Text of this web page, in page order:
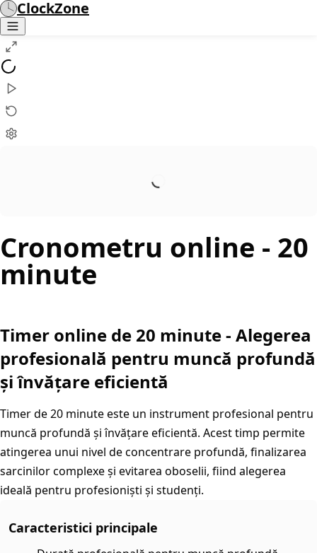
ClockZone
Cronometru online - 20
minute
Timer online de 20 minute - Alegerea
profesională pentru muncă profundă
și învățare eficientă
Timer de 20 minute este un instrument profesional pentru
muncă profundă și învățare eficientă. Acest timp permite
atingerea unui nivel de concentrare profundă, finalizarea
sarcinilor complexe și evitarea oboselii, fiind alegerea
ideală pentru profesioniști și studenți.
Caracteristici principale